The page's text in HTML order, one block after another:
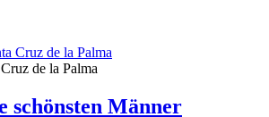
de la Palma
schönsten Männer